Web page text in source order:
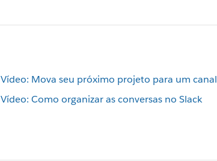
Vídeo: Mova seu próximo projeto para um canal
Vídeo: Como organizar as conversas no Slack